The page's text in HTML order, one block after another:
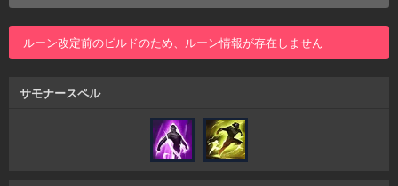
ルーン改定前のビルドのため、ルーン情報が存在しません
サモナースペル